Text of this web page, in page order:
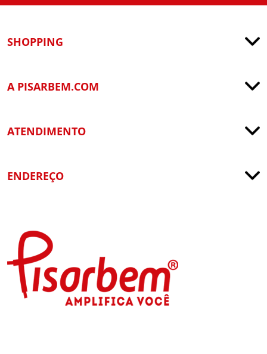
SHOPPING
A PISARBEM.COM
ATENDIMENTO
ENDEREÇO